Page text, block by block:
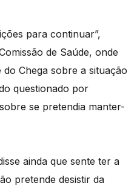
para continuar”,
de Saúde, onde
Chega sobre a situação
questionado por
se pretendia manter-
ainda que sente ter a
pretende desistir da